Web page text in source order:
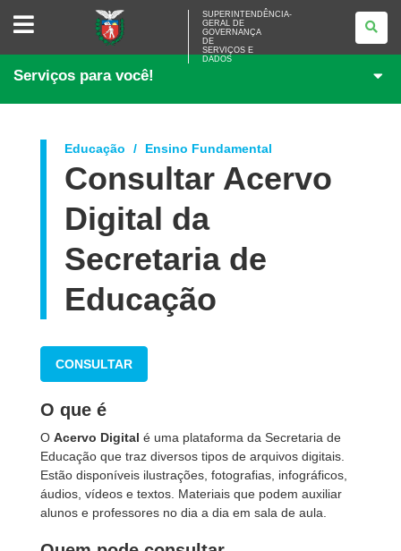
SUPERINTENDÊNCIA-
<BR>GOVERNANÇA
SERVIÇOS
DADOS
SUPERINTENDÊNCIA-
GERAL DE
GOVERNANÇA
DE
SERVIÇOS E
DADOS
Serviços para você!
Educação Ensino Fundamental
Consultar Acervo
Digital da
Secretaria de
Educação
CONSULTAR
O que é
O Acervo Digital é uma plataforma da Secretaria de
Educação que traz diversos tipos de arquivos digitais.
Estão disponíveis ilustrações, fotografias, infográficos,
áudios, vídeos e textos. Materiais que podem auxiliar
alunos e professores no dia a dia em sala de aula.